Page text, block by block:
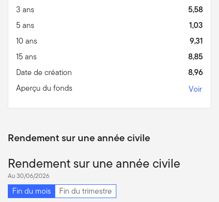
3 ans
5,58
5 ans
1,03
10 ans
9,31
15 ans
8,85
Date de création
8,96
Aperçu du fonds
Voir
Rendement sur une année civile
Rendement sur une année civile
Au 30/06/2026
Fin du mois Fin du trimestre